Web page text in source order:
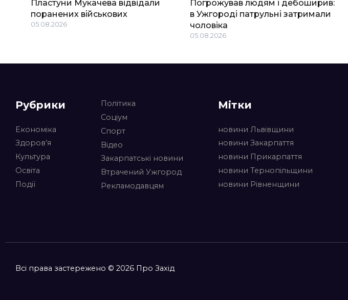
Пластуни Мукачева відвідали
поранених військових
05.08.2026
Погрожував людям і дебоширив:
в Ужгороді патрульні затримали
чоловіка
05.08.2026
Рубрики
Економіка
Здоров’я
Культура
Освіта
Події
Політика
Соціум
Спорт
Відео
Закарпатські новини
Втрачений Ужгород
Рекламодавцям
Мітки
новини Львівщини
новини Закарпаття
новини Прикарпаття
новини Тернопільщини
новини Рівненщини
Всі права застережено © 2026 Про Захід